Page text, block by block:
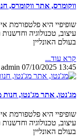
ווקומרס, אתר ווקומרס,
שופיפיי היא פלטפורמת
עיצוב, טכנולוגיה
בעולם האונליין
קרא עוד...
admin 07/10/2025 13:45
מג'נטו, אתר מג'נטו, חנות
שופיפיי היא פלטפורמת
עיצוב, טכנולוגיה
בעולם האונליין